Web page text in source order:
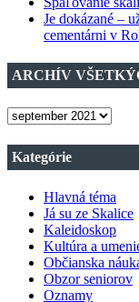
Je dokázané –
cementárni v
ARCHÍV
ARCHÍV
ČÍSIEL
OBZORU
Kategórie
Hlavná téma
Já su ze Skalice
Kaleidoskop
Kultúra a
Občianska
Obzor seniorov
Oznamy